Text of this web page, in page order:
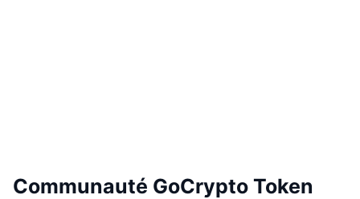
Communauté GoCrypto Token